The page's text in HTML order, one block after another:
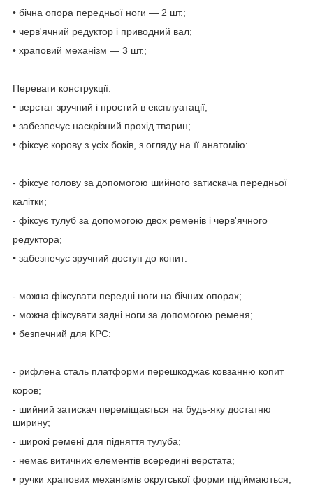
• бічна опора передньої ноги — 2 шт.;
• черв'ячний редуктор і приводний вал;
• храповий механізм — 3 шт.;
Переваги конструкції:
• верстат зручний і простий в експлуатації;
• забезпечує наскрізний прохід тварин;
• фіксує корову з усіх боків, з огляду на її анатомію:
- фіксує голову за допомогою шийного затискача передньої
калітки;
- фіксує тулуб за допомогою двох ременів і черв'ячного
редуктора;
• забезпечує зручний доступ до копит:
- можна фіксувати передні ноги на бічних опорах;
- можна фіксувати задні ноги за допомогою ременя;
• безпечний для КРС:
- рифлена сталь платформи перешкоджає ковзанню копит
коров;
- шийний затискач переміщається на будь-яку достатню
ширину;
- широкі ремені для підняття тулуба;
- немає витичних елементів всередині верстата;
• ручки храпових механізмів округської форми підіймаються,